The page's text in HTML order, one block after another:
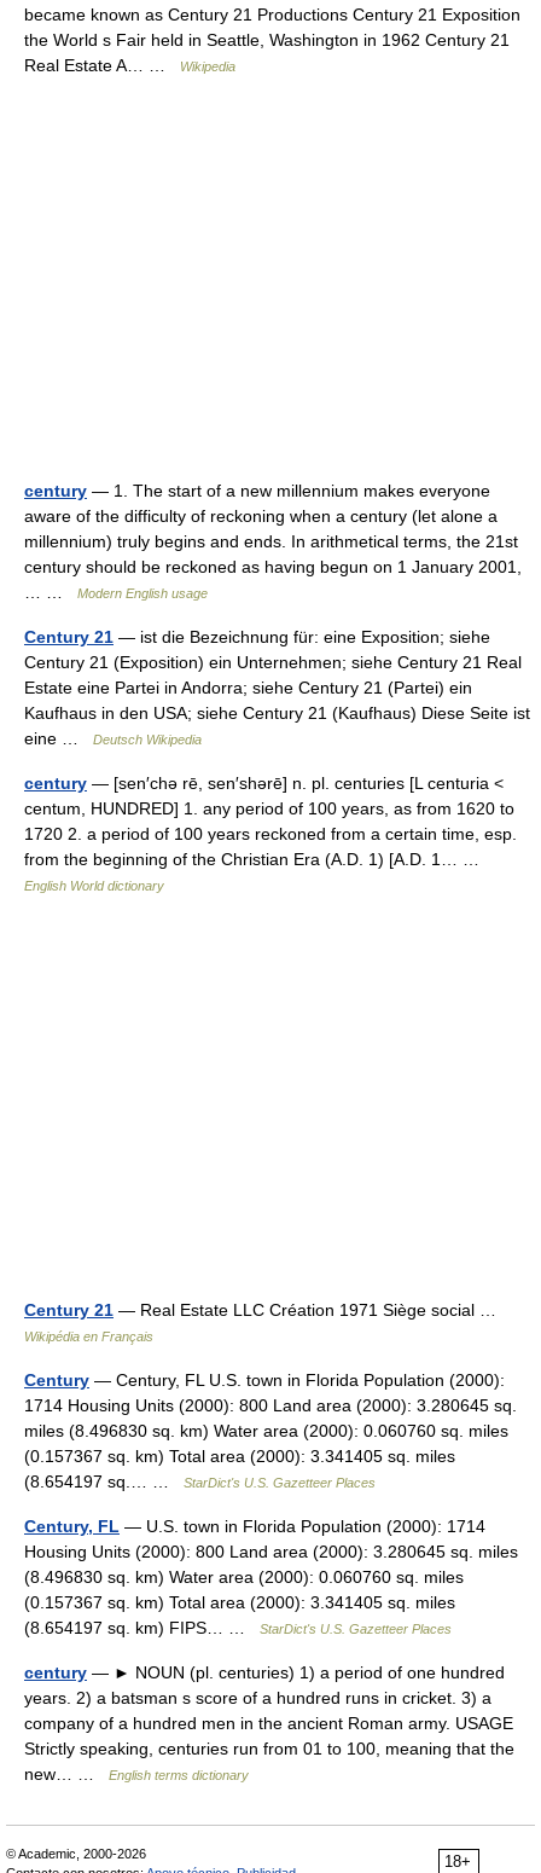
became known as Century 21 Productions Century 21 Exposition
the World s Fair held in Seattle, Washington in 1962 Century 21
Real Estate A… …
Wikipedia
century — 1. The start of a new millennium makes everyone
aware of the difficulty of reckoning when a century (let alone a
millennium) truly begins and ends. In arithmetical terms, the 21st
century should be reckoned as having begun on 1 January 2001,
Modern English usage
Century 21 — ist die Bezeichnung für: eine Exposition; siehe
Century 21 (Exposition) ein Unternehmen; siehe Century 21 Real
Estate eine Partei in Andorra; siehe Century 21 (Partei) ein
Kaufhaus in den USA; siehe Century 21 (Kaufhaus) Diese Seite ist
eine …
Deutsch Wikipedia
century — [sen′chə rē, sen′shərē] n. pl. centuries [L centuria <
centum, HUNDRED] 1. any period of 100 years, as from 1620 to
1720 2. a period of 100 years reckoned from a certain time, esp.
from the beginning of the Christian Era (A.D. 1) [A.D. 1… …
English World dictionary
Century 21 — Real Estate LLC Création 1971 Siège social …
Wikipédia en Français
Century — Century, FL U.S. town in Florida Population (2000):
1714 Housing Units (2000): 800 Land area (2000): 3.280645 sq.
miles (8.496830 sq. km) Water area (2000): 0.060760 sq. miles
(0.157367 sq. km) Total area (2000): 3.341405 sq. miles
(8.654197 sq.… …
StarDict's U.S. Gazetteer Places
Century, FL — U.S. town in Florida Population (2000): 1714
Housing Units (2000): 800 Land area (2000): 3.280645 sq. miles
(8.496830 sq. km) Water area (2000): 0.060760 sq. miles
(0.157367 sq. km) Total area (2000): 3.341405 sq. miles
(8.654197 sq. km) FIPS… …
StarDict's U.S. Gazetteer Places
century — ► NOUN (pl. centuries) 1) a period of one hundred
years. 2) a batsman s score of a hundred runs in cricket. 3) a
company of a hundred men in the ancient Roman army. USAGE
Strictly speaking, centuries run from 01 to 100, meaning that the
new… …
English terms dictionary
18+
© Academic, 2000-2026